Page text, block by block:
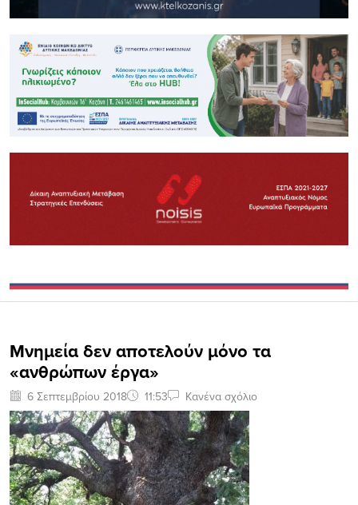
Μνημεία δεν αποτελούν μόνο τα
«ανθρώπων έργα»
6 Σεπτεμβρίου 2018 11:53 Κανένα σχόλιο